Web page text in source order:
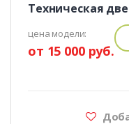
Техническая
цена модели:
от 15 000 руб.